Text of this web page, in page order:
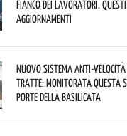
fianco dei lavoratori.
aggiornamenti
Nuovo sistema anti-
tratte: monitorata questa
porte della Basilicata